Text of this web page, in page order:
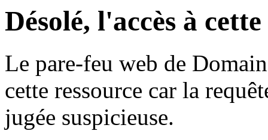
Désolé, l'accès à
Le pare-feu web de
cette ressource car la
jugée suspicieuse.